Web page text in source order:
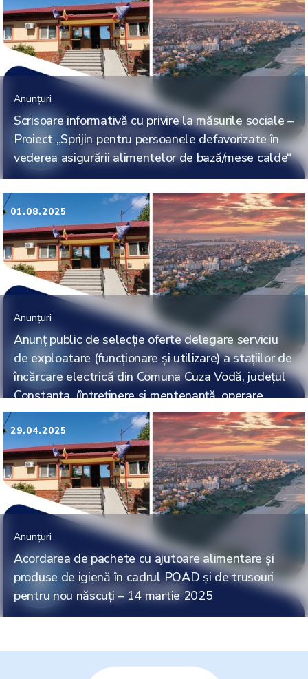
Anunțuri
Scrisoare informativă cu privire la măsurile sociale –
Proiect „Sprijin pentru persoanele defavorizate în
vederea asigurării alimentelor de bază/mese calde“
01.08.2025
Anunțuri
Anunț public de selecție oferte delegare serviciu
de exploatare (funcționare și utilizare) a stațiilor de
încărcare electrică din Comuna Cuza Vodă, județul
Constanța, (întreținere și mentenanță, operare,
procesare încasări în contul proprietarului pe bază
de comision)
29.04.2025
Anunțuri
Acordarea de pachete cu ajutoare alimentare și
produse de igienă în cadrul POAD și de trusouri
pentru nou născuți – 14 martie 2025